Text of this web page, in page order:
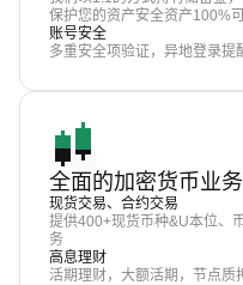
保护您的资产安全资产100%
账号安全
多重安全项验证，异地登录提
全面的加密货币业务
现货交易、合约交易
提供400+现货币种&U本位、
务
高息理财
活期理财，大额活期，节点质